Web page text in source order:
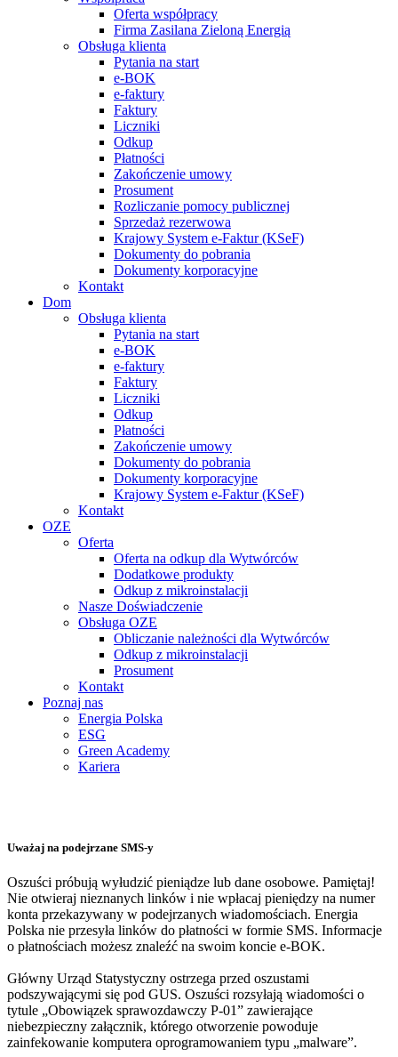
Oferta współpracy
Firma Zasilana Zieloną Energią
Obsługa klienta
Pytania na start
e-BOK
e-faktury
Faktury
Liczniki
Odkup
Płatności
Zakończenie umowy
Prosument
Rozliczanie pomocy publicznej
Sprzedaż rezerwowa
Krajowy System e-Faktur (KSeF)
Dokumenty do pobrania
Dokumenty korporacyjne
Kontakt
Dom
Obsługa klienta
Pytania na start
e-BOK
e-faktury
Faktury
Liczniki
Odkup
Płatności
Zakończenie umowy
Dokumenty do pobrania
Dokumenty korporacyjne
Krajowy System e-Faktur (KSeF)
Kontakt
OZE
Oferta
Oferta na odkup dla Wytwórców
Dodatkowe produkty
Odkup z mikroinstalacji
Nasze Doświadczenie
Obsługa OZE
Obliczanie należności dla Wytwórców
Odkup z mikroinstalacji
Prosument
Kontakt
Poznaj nas
Energia Polska
ESG
Green Academy
Kariera
Uważaj na podejrzane SMS-y
Oszuści próbują wyłudzić pieniądze lub dane osobowe. Pamiętaj!
Nie otwieraj nieznanych linków i nie wpłacaj pieniędzy na numer
konta przekazywany w podejrzanych wiadomościach. Energia
Polska nie przesyła linków do płatności w formie SMS. Informacje
o płatnościach możesz znaleźć na swoim koncie e-BOK.
Główny Urząd Statystyczny ostrzega przed oszustami
podszywającymi się pod GUS. Oszuści rozsyłają wiadomości o
tytule „Obowiązek sprawozdawczy P-01” zawierające
niebezpieczny załącznik, którego otworzenie powoduje
zainfekowanie komputera oprogramowaniem typu „malware”.